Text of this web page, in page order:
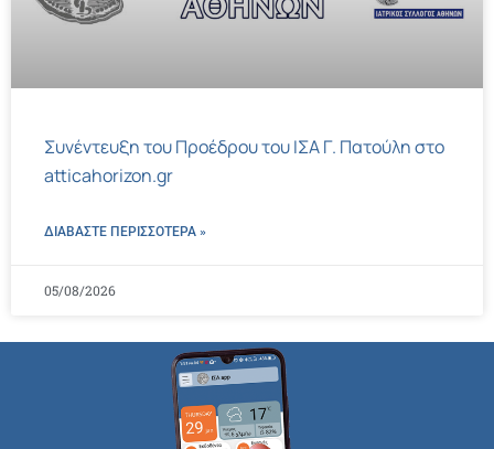
Συνέντευξη του Προέδρου του ΙΣΑ Γ. Πατούλη στο
atticahorizon.gr
ΔΙΑΒΑΣΤΕ ΠΕΡΙΣΣΌΤΕΡΑ »
05/08/2026